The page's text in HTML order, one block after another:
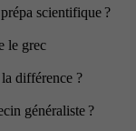
scientifique ?
le grec
différence ?
généraliste ?